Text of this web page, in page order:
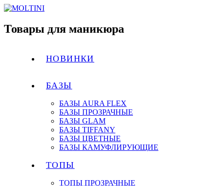
Товары для маникюра
НОВИНКИ
БАЗЫ
БАЗЫ AURA FLEX
БАЗЫ ПРОЗРАЧНЫЕ
БАЗЫ GLAM
БАЗЫ TIFFANY
БАЗЫ ЦВЕТНЫЕ
БАЗЫ КАМУФЛИРУЮЩИЕ
ТОПЫ
ТОПЫ ПРОЗРАЧНЫЕ